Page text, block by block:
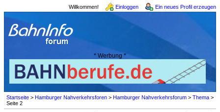
Willkommen! Einloggen Ein neues Profil erzeugen
* Werbung *
Startseite > Hamburger Nahverkehrsforen > Hamburger Nahverkehrsforum > Thema >
Seite 2